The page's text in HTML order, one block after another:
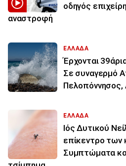
οδηγός
αναστροφή
ΕΛΛΑΔΑ
Έρχονται
Σε συναγερμό
Πελοπόννησος,
ΕΛΛΑΔΑ
Ιός Δυτικού
επίκεντρο
Συμπτώματα